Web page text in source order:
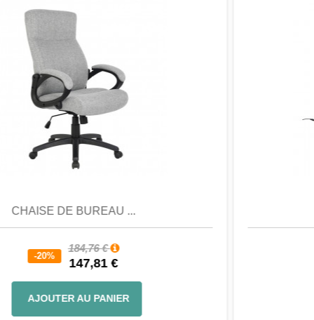
d'épaisseur.
Informations complémentaires: Cet
article a reçu le célèbre label Standard
100 d'ÖKO-TEX. Notre numéro
d'étiquette 13.HCN.19746 peut être
vérifié sur la page d'accueil ÖKO-TEX.
L'absence de substances nocives selon
la norme ÖKO-TEX 100 garantit un plus
grand bien-être.
Aperçu
FAUTEUIL DE RELAX...